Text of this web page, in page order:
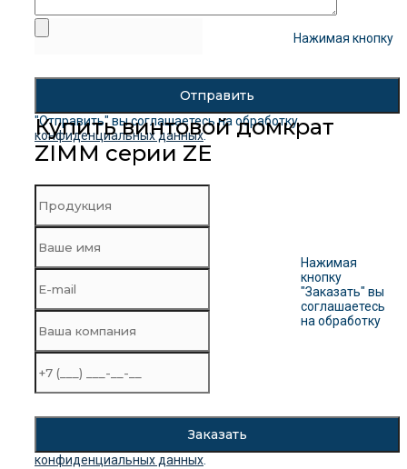
Нажимая кнопку
"Отправить" вы соглашаетесь на обработку
конфиденциальных данных.
Купить винтовой домкрат
ZIMM серии ZE
Нажимая
кнопку
"Заказать" вы
соглашаетесь
на обработку
конфиденциальных данных